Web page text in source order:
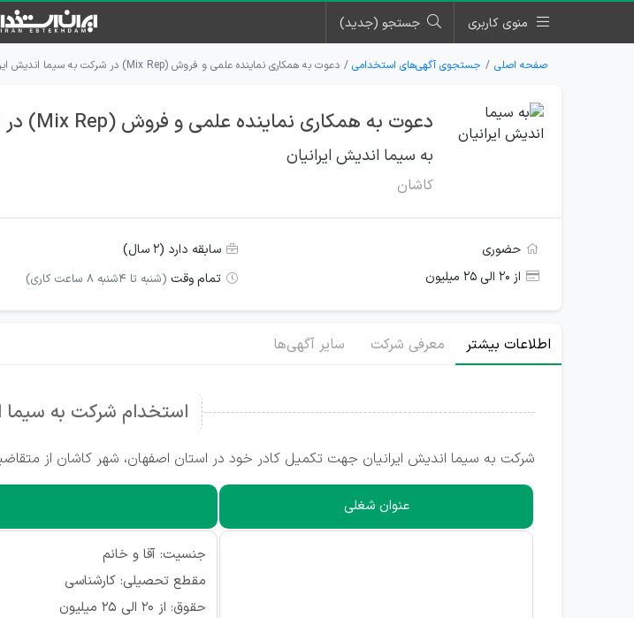
منوی کاربری جستجو (جدید)
صفحه اصلی جستجوی آگهی‌های استخدامی دعوت به همکاری نماینده علمی و فروش (Mix Rep) در شرکت به سیما اندیش ایرانیان
دعوت به همکاری نماینده علمی و فروش (Mix Rep) در شرکت به سیما اندیش ایرانیان
به سیما اندیش ایرانیان
کاشان
حضوری
سابقه دارد (۲ سال)
از ۲۰ الی ۲۵ میلیون
تمام وقت (شنبه تا 4شنبه 8 ساعت کاری)
اطلاعات بیشتر معرفی شرکت سایر آگهی‌ها
استخدام شرکت به سیما
شرکت به سیما اندیش ایرانیان جهت تکمیل کادر خود در استان اصفهان، شهر کاشان از
عنوان شغلی
جنسیت: آقا و خانم
مقطع تحصیلی: کارشناسی
حقوق: از ۲۰ الی ۲۵ میلیون